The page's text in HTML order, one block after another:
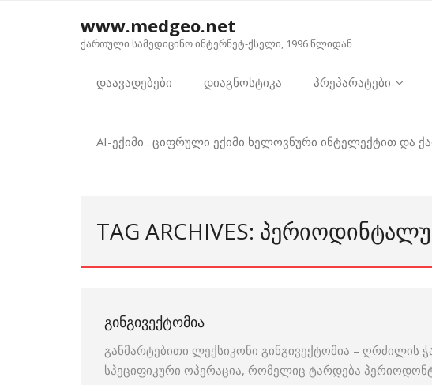
www.medgeo.net
ქართული სამედიცინო ინტერნეტ-ქსელი, 1996 წლიდან
დაავადებები დიაგნოსტიკა პრეპარატები
AI-ექიმი . ციფრული ექიმი ხელოვნური ინტელექტით და
TAG ARCHIVES:
ᲒᲘᲜᲒᲘᲕᲔᲥᲢᲝᲛᲘᲐ
განმარტებითი ლექსიკონი გინგივექტომია – ღრძილის
სპეციფიკური ოპერაცია, რომელიც ტარდება